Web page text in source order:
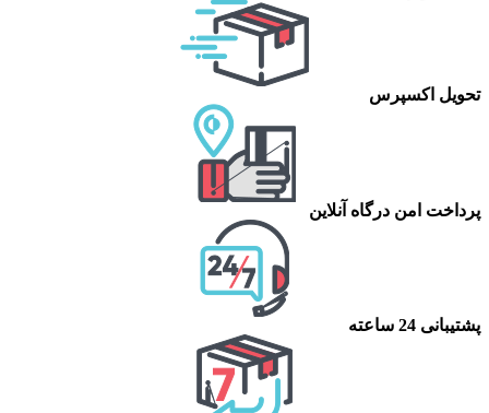
تحویل اکسپرس
پرداخت امن درگاه آنلاین
پشتیبانی 24 ساعته